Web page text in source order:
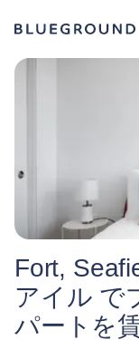
Fort,
アイル で
パートを